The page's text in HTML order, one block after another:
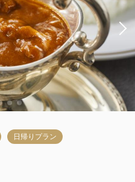
日帰りプラン